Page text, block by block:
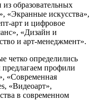
образовательных
«Экранные искусства»,
арт и цифровое
«Дизайн и
и арт-менеджмент».
четко определились
предлагаем профили
«Современная
«Видеоарт»,
в современном